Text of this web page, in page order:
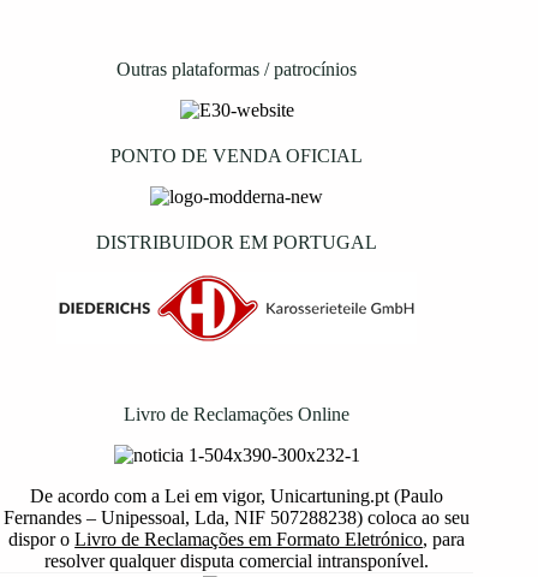
Outras plataformas / patrocínios
PONTO DE VENDA OFICIAL
DISTRIBUIDOR EM PORTUGAL
Livro de Reclamações Online
De acordo com a Lei em vigor, Unicartuning.pt (Paulo
Fernandes – Unipessoal, Lda, NIF 507288238) coloca ao seu
dispor oLivro de Reclamações em Formato Eletrónico, para
resolver qualquer disputa comercial intransponível.